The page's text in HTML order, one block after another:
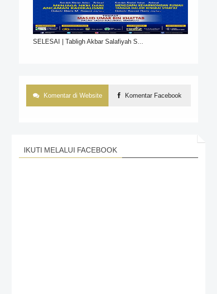
SELESAI | Tabligh Akbar Salafiyah S...
Komentar di Website Komentar Facebook
IKUTI MELALUI FACEBOOK